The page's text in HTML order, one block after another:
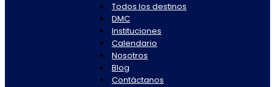
Todos los destinos
DMC
Instituciones
Calendario
Nosotros
Blog
Contáctanos